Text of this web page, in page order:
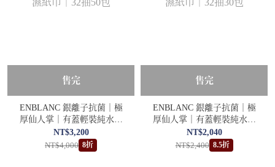
售完
ENBLANC 銀離子抗菌｜極
厚仙人掌｜有蓋輕裝純水濕
紙巾｜32抽50包
NT$3,200
NT$4,000 8折
售完
ENBLANC 銀離子抗菌｜極
厚仙人掌｜有蓋輕裝純水濕
紙巾｜32抽30包
NT$2,040
NT$2,400 8.5折